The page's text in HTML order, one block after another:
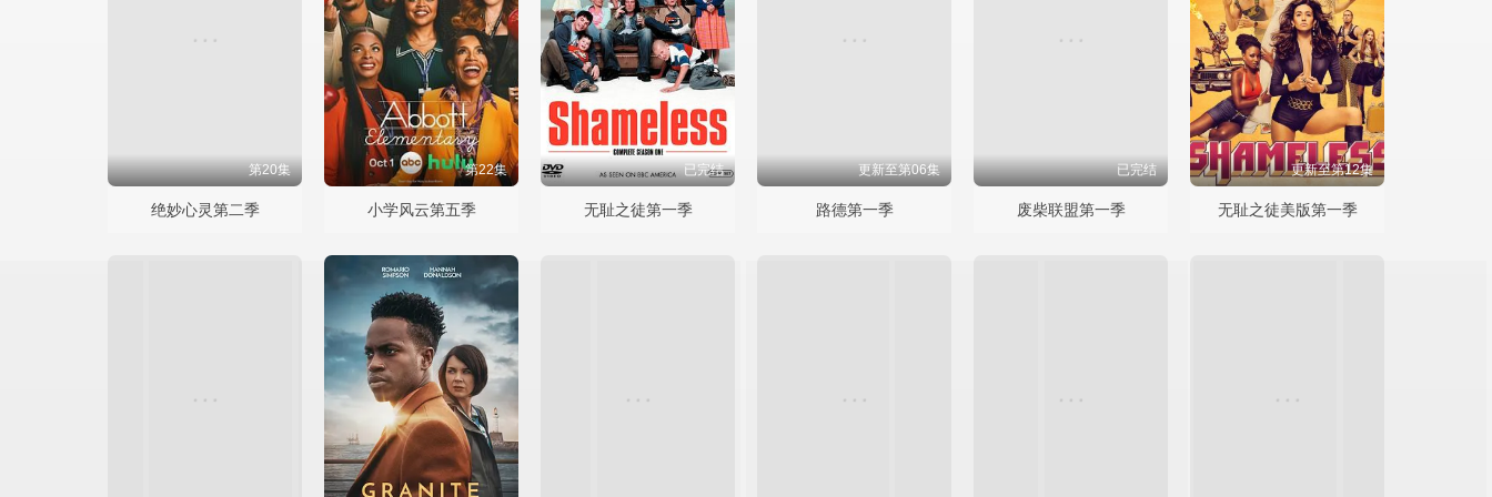
第20集
绝妙心灵第二季
第22集
小学风云第五季
已完结
无耻之徒第一季
更新至第06集
路德第一季
已完结
废柴联盟第一季
更新至第12集
无耻之徒美版第一季